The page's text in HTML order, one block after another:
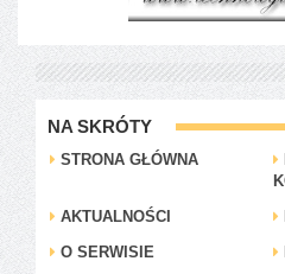
NA SKRÓTY
STRONA GŁÓWNA
AKTUALNOŚCI
O SERWISIE